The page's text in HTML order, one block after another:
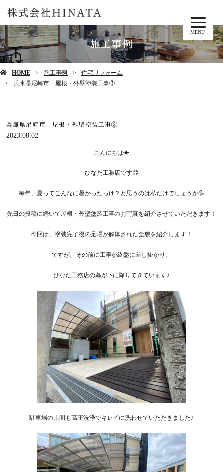
MENU
施工事例
HOME 施工事例
住宅リフォーム
兵庫県尼崎市 屋根・外壁塗装工事③
兵庫県尼崎市 屋根・外壁塗装工事③
2023.08.02
こんにちは☀
ひなた工務店です😊
毎年、夏ってこんなに暑かったっけ？と思うのは私だけでしょうか💦
先日の投稿に続いて屋根・外壁塗装工事のお写真を紹介させていただきます！
今回は、塗装完了後の足場が解体された全貌を紹介します！
ですが、その前に工事が終盤に差し掛かり、
ひなた工務店の幕が下に降りてきています♪
駐車場の土間も高圧洗浄でキレイに洗わせていただきました♪